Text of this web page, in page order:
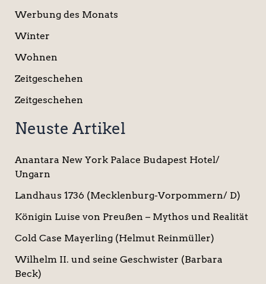
Werbung des Monats
Winter
Wohnen
Zeitgeschehen
Zeitgeschehen
Neuste Artikel
Anantara New York Palace Budapest Hotel/
Ungarn
Landhaus 1736 (Mecklenburg-Vorpommern/ D)
Königin Luise von Preußen – Mythos und Realität
Cold Case Mayerling (Helmut Reinmüller)
Wilhelm II. und seine Geschwister (Barbara
Beck)